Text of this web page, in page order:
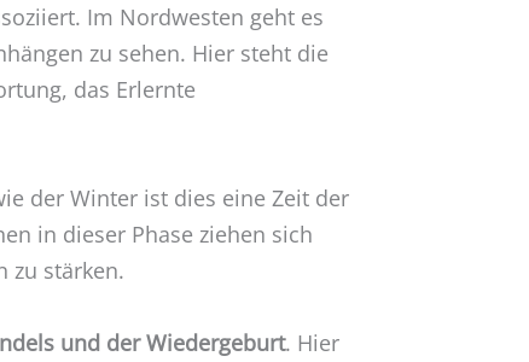
Im Nordwesten geht es
zu sehen. Hier steht die
das Erlernte
der Winter ist dies eine Zeit der
in dieser Phase ziehen sich
zu stärken.
und der Wiedergeburt. Hier